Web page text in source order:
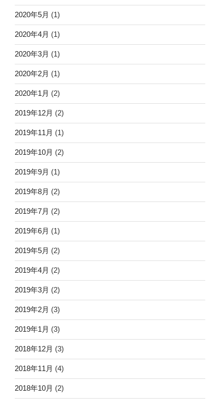
2020年5月 (1)
2020年4月 (1)
2020年3月 (1)
2020年2月 (1)
2020年1月 (2)
2019年12月 (2)
2019年11月 (1)
2019年10月 (2)
2019年9月 (1)
2019年8月 (2)
2019年7月 (2)
2019年6月 (1)
2019年5月 (2)
2019年4月 (2)
2019年3月 (2)
2019年2月 (3)
2019年1月 (3)
2018年12月 (3)
2018年11月 (4)
2018年10月 (2)